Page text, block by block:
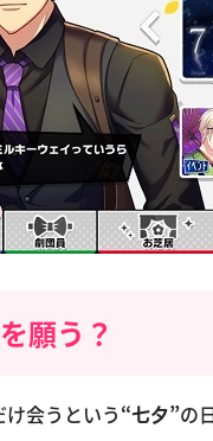
願う？
会うという“七夕”の